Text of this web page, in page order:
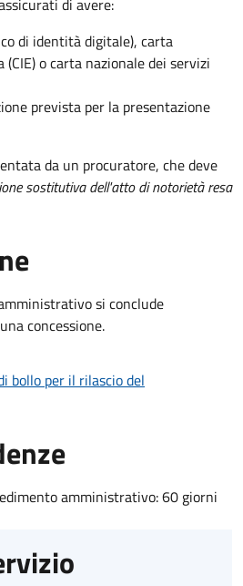
di avere:
di identità digitale), carta
o carta nazionale dei servizi
prevista per la presentazione
da un procuratore, che deve
sostitutiva dell'atto di notorietà resa
si conclude
concessione.
bollo per il rilascio del
amministrativo: 60 giorni